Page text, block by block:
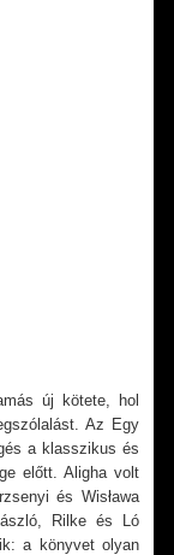
új kötete, hol
Az Egy
a klasszikus és
előtt. Aligha volt
és Wisława
Rilke és Ló
a könyvet olyan